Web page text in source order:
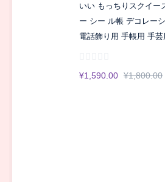
いい もっちりスクイー
ー シー ル帳 デコレー
電話飾り用 手帳用 手
¥1,800.00
¥1,590.00